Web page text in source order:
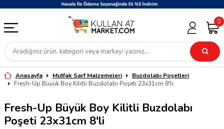
0
Anasayfa Mutfak Sarf Malzemeleri
Buzdolabı Poşetleri
Fresh-Up Büyük Boy Kilitli Buzdolabı Poşeti 23x31cm 8'li
Fresh-Up Büyük Boy Kilitli Buzdolabı
Poşeti 23x31cm 8'li